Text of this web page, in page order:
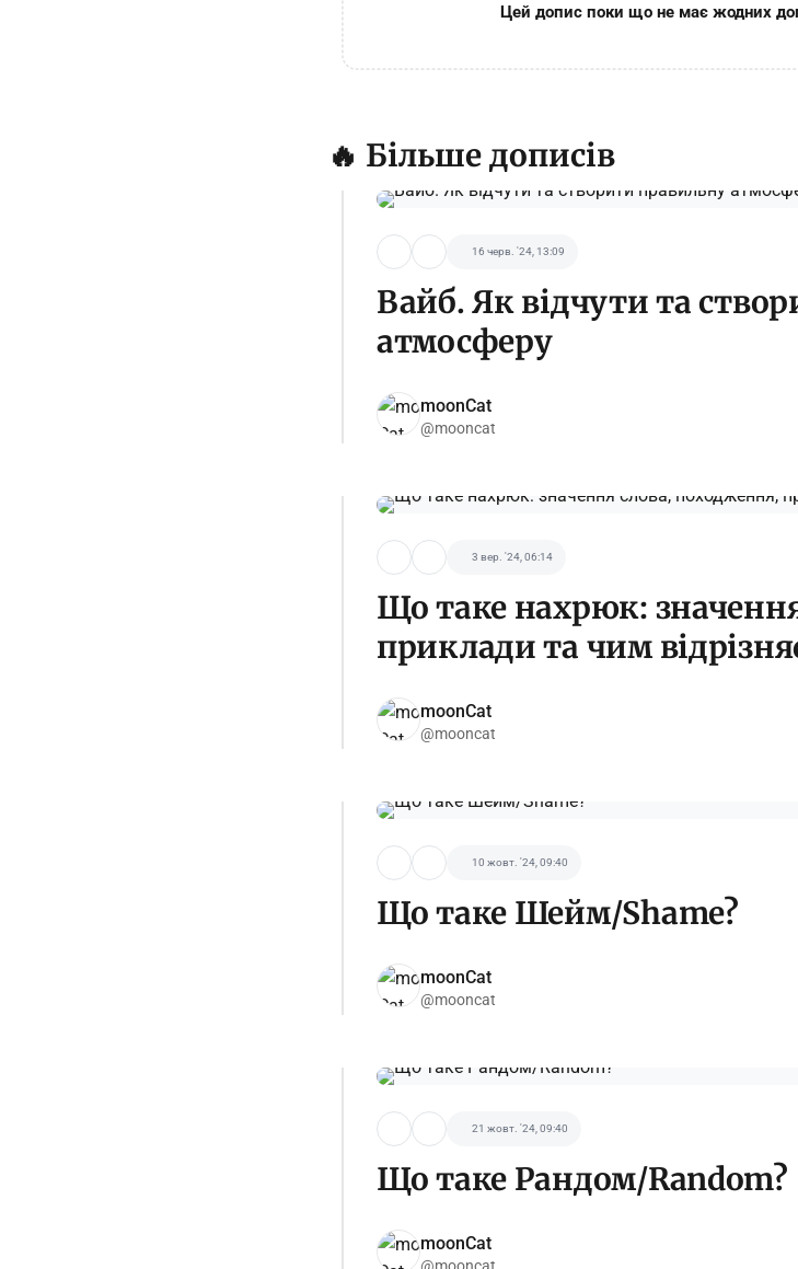
Цей допис поки що не має жодних
🔥 Більше дописів
16 черв. '24, 13:09
Вайб. Як відчути та
атмосферу
moonCat
@mooncat
3 вер. '24, 06:14
Що таке нахрюк:
приклади та чим
moonCat
@mooncat
10 жовт. '24, 09:40
Що таке Шейм/Shame?
moonCat
@mooncat
21 жовт. '24, 09:40
Що таке Рандом/Random?
moonCat